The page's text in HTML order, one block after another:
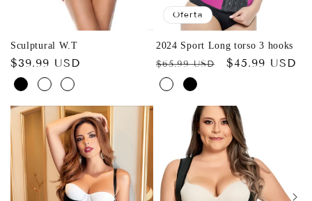
Sculptural W.T
Precio
habitual
$39.99 USD
Oferta
2024 Sport Long torso 3 hooks
Precio
habitual
$65.99 USD
Precio
$45.99 USD